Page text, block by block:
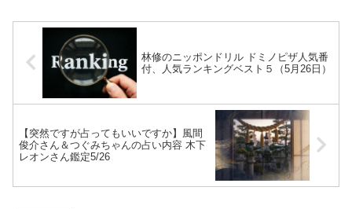
林修のニッポンドリル ドミノピザ人気番
付、人気ランキングベスト５（5月26日）
【突然ですが占ってもいいですか】風間
俊介さん＆つぐみちゃんの占い内容 木下
レオンさん鑑定5/26